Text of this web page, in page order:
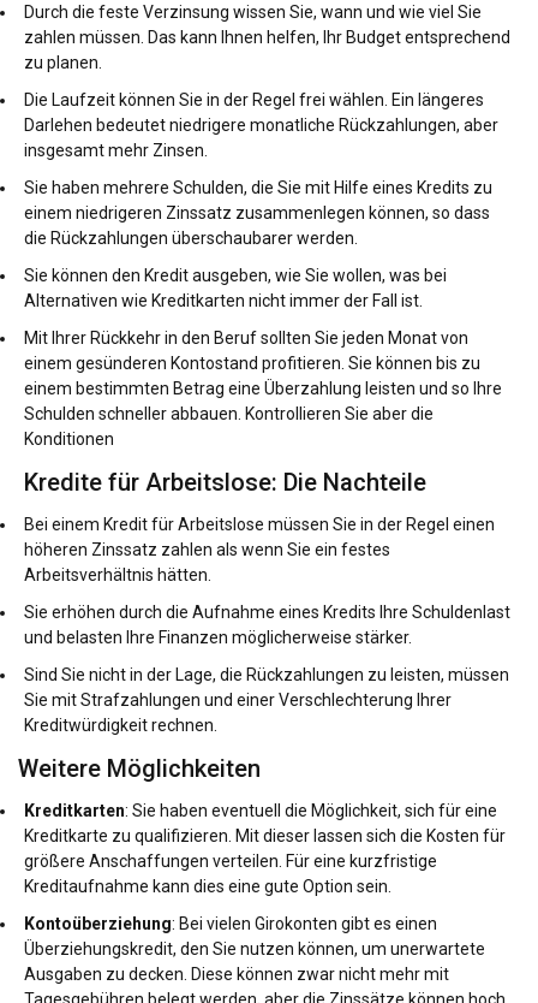
Durch die feste Verzinsung wissen Sie, wann und wie viel Sie
zahlen müssen. Das kann Ihnen helfen, Ihr Budget entsprechend
zu planen.
Die Laufzeit können Sie in der Regel frei wählen. Ein längeres
Darlehen bedeutet niedrigere monatliche Rückzahlungen, aber
insgesamt mehr Zinsen.
Sie haben mehrere Schulden, die Sie mit Hilfe eines Kredits zu
einem niedrigeren Zinssatz zusammenlegen können, so dass
die Rückzahlungen überschaubarer werden.
Sie können den Kredit ausgeben, wie Sie wollen, was bei
Alternativen wie Kreditkarten nicht immer der Fall ist.
Mit Ihrer Rückkehr in den Beruf sollten Sie jeden Monat von
einem gesünderen Kontostand profitieren. Sie können bis zu
einem bestimmten Betrag eine Überzahlung leisten und so Ihre
Schulden schneller abbauen. Kontrollieren Sie aber die
Konditionen
Kredite für Arbeitslose: Die Nachteile
Bei einem Kredit für Arbeitslose müssen Sie in der Regel einen
höheren Zinssatz zahlen als wenn Sie ein festes
Arbeitsverhältnis hätten.
Sie erhöhen durch die Aufnahme eines Kredits Ihre Schuldenlast
und belasten Ihre Finanzen möglicherweise stärker.
Sind Sie nicht in der Lage, die Rückzahlungen zu leisten, müssen
Sie mit Strafzahlungen und einer Verschlechterung Ihrer
Kreditwürdigkeit rechnen.
Weitere Möglichkeiten
Kreditkarten: Sie haben eventuell die Möglichkeit, sich für eine
Kreditkarte zu qualifizieren. Mit dieser lassen sich die Kosten für
größere Anschaffungen verteilen. Für eine kurzfristige
Kreditaufnahme kann dies eine gute Option sein.
Kontoüberziehung: Bei vielen Girokonten gibt es einen
Überziehungskredit, den Sie nutzen können, um unerwartete
Ausgaben zu decken. Diese können zwar nicht mehr mit
Tagesgebühren belegt werden, aber die Zinssätze können hoch